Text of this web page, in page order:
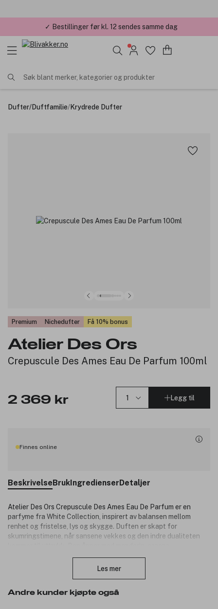
✓ Bestillinger før kl. 12 sendes samme dag
✓ Årets Nettbutikk 2026 og 2025
Søk blant merker, kategorier og produkter
Dufter/Duftfamilie/Krydrede Dufter
Premium Nichedufter Få 10% bonus
Atelier Des Ors
Crepuscule Des Ames Eau De Parfum 100ml
2 369 kr Legg til
Finnes online
Beskrivelse Bruk Ingredienser Detaljer
Atelier Des Ors Crepuscule Des Ames Eau De Parfum er en
parfyme fra White Collection, inspirert av balansen mellom
renhet og fristelse, lys og skygge. Duften er skapt for
skumringstimene, når sansene vekkes og den indre dualiteten
kardemomme-essens og muskatsalvie-essens, som gir en frisk,
krydret og aromatisk start. I hjertet kommer isop-essens, røkelse
intens og krydret duft med en rik, animalisk karakter og en
Les mer
Andre kunder kjøpte også